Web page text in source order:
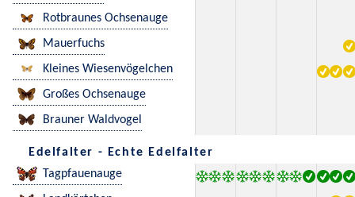
Rotbraunes Ochsenauge
Mauerfuchs
Kleines Wiesenvögelchen
Großes Ochsenauge
Brauner Waldvogel
Edelfalter - Echte Edelfalter
Tagpfauenauge